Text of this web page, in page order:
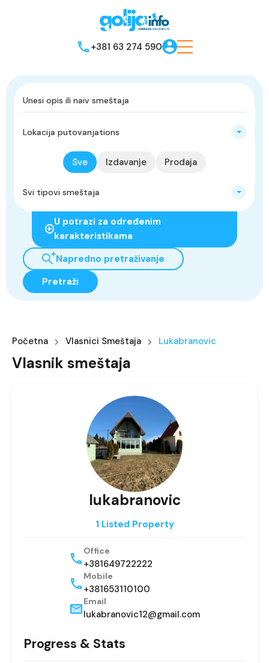
+381 63 274 590
Lokacija putovanjations
Sve Izdavanje Prodaja
Svi tipovi smeštaja
U potrazi za određenim
karakteristikama
Napredno pretraživanje
Pretraži
Početna Vlasnici Smeštaja Lukabranovic
Vlasnik smeštaja
lukabranovic
1 Listed Property
Office
+381649722222
Mobile
+381653110100
Email
lukabranovic12@gmail.com
Progress & Stats